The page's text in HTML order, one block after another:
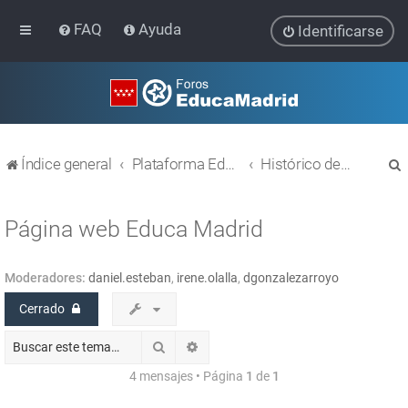
FAQ Ayuda Identificarse
Índice general Plataforma Educativa EducaMadrid Histórico de temas
Página web Educa Madrid
Moderadores: daniel.esteban, irene.olalla, dgonzalezarroyo
Cerrado
Buscar
4 mensajes • Página 1 de 1